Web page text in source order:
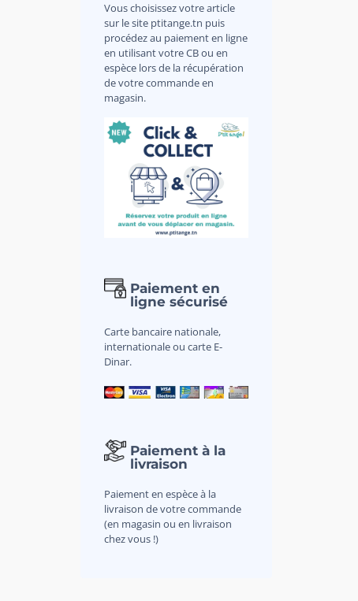
Vous choisissez votre article
sur le site ptitange.tn puis
procédez au paiement en ligne
en utilisant votre CB ou en
espèce lors de la récupération
de votre commande en
magasin.
Paiement en
ligne sécurisé
Carte bancaire nationale,
internationale ou carte E-
Dinar.
Paiement à la
livraison
Paiement en espèce à la
livraison de votre commande
(en magasin ou en livraison
chez vous !)